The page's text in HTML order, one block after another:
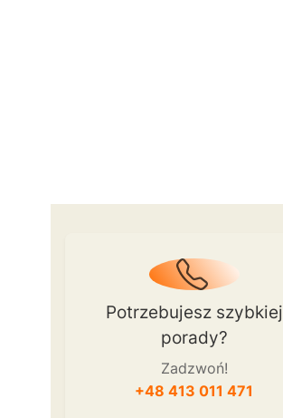
Potrzebujesz szybkiej
porady?
Zadzwoń!
+48 413 011 471